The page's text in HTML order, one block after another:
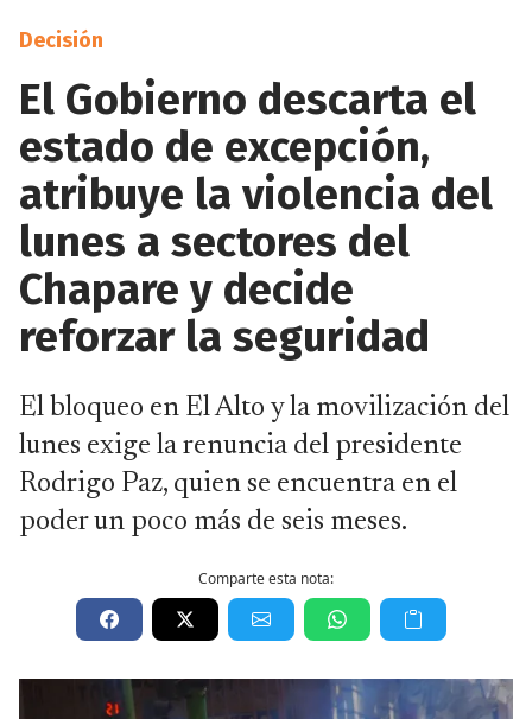
Decisión
El Gobierno descarta el
estado de excepción,
atribuye la violencia del
lunes a sectores del
Chapare y decide
reforzar la seguridad
El bloqueo en El Alto y la movilización del
lunes exige la renuncia del presidente
Rodrigo Paz, quien se encuentra en el
poder un poco más de seis meses.
Comparte esta nota: